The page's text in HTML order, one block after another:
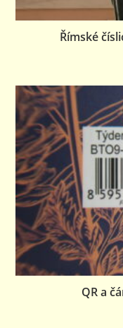
Římské
QR a